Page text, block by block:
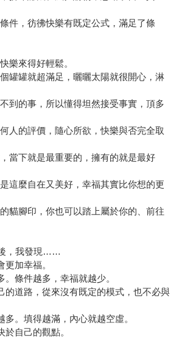
件，彷彿快樂有既定公式，滿足了條
樂來得好輕鬆。
罐罐就超滿足，曬曬太陽就很開心，淋
到的事，所以懂得坦然接受事實，頂多
人的評價，隨心所欲，快樂與否完全取
當下就是最重要的，擁有的就是最好
這麼自在又美好，幸福其實比你想的更
貓腳印，你也可以踏上屬於你的、前往
，我發現……
更加幸福。
。條件越多，幸福就越少。
的道路，從來沒有既定的模式，也不必與
多。填得越滿，內心就越空虛。
於自己的觀點。